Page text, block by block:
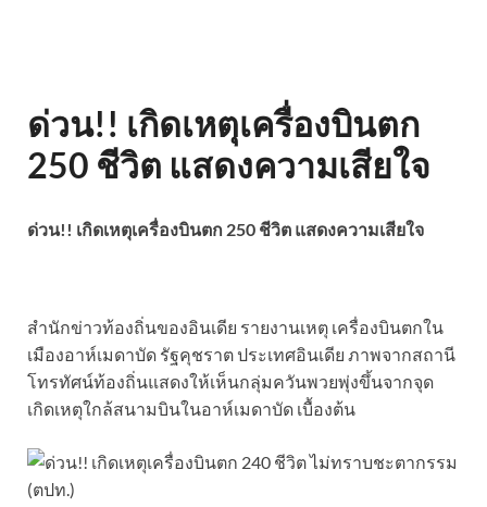
ด่วน!! เกิดเหตุเครื่องบินตก
250 ชีวิต แสดงความเสียใจ
ด่วน!! เกิดเหตุเครื่องบินตก 250 ชีวิต แสดงความเสียใจ
สำนักข่าวท้องถิ่นของอินเดีย รายงานเหตุ เครื่องบินตกใน
เมืองอาห์เมดาบัด รัฐคุชราต ประเทศอินเดีย ภาพจากสถานี
โทรทัศน์ท้องถิ่นแสดงให้เห็นกลุ่มควันพวยพุ่งขึ้นจากจุด
เกิดเหตุใกล้สนามบินในอาห์เมดาบัด เบื้องต้น